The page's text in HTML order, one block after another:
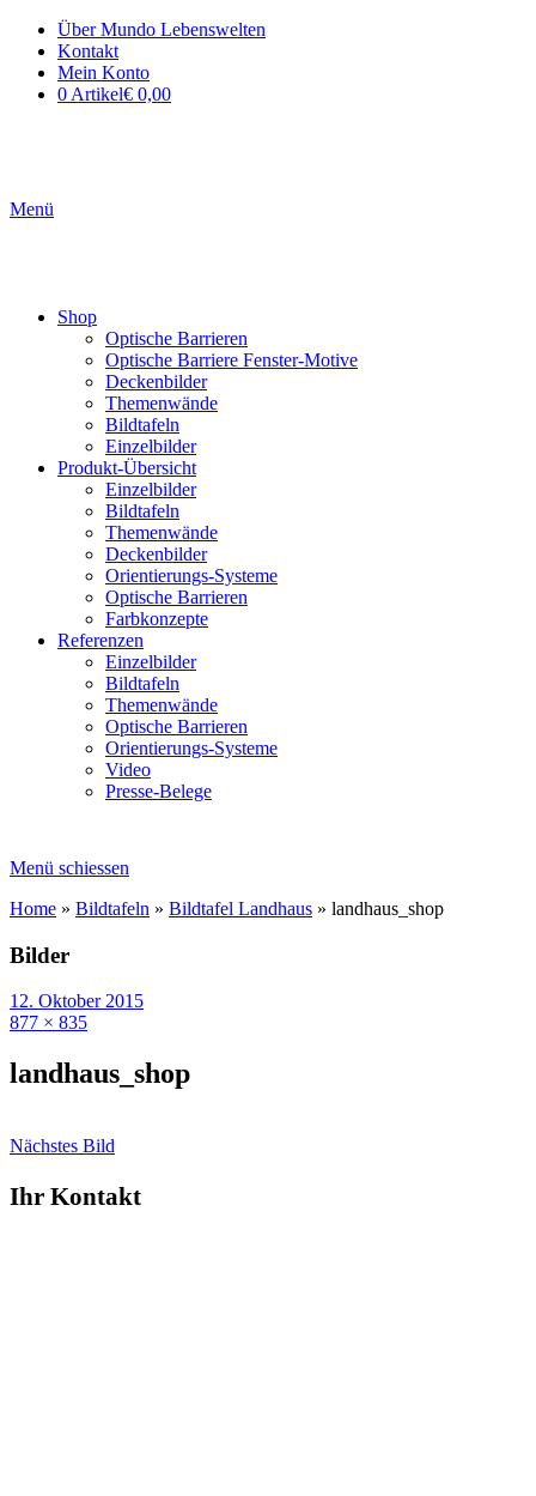
Über Mundo Lebenswelten
Kontakt
Mein Konto
0 Artikel€ 0,00
Menü
Shop
Optische Barrieren
Optische Barriere Fenster-Motive
Deckenbilder
Themenwände
Bildtafeln
Einzelbilder
Produkt-Übersicht
Einzelbilder
Bildtafeln
Themenwände
Deckenbilder
Orientierungs-Systeme
Optische Barrieren
Farbkonzepte
Referenzen
Einzelbilder
Bildtafeln
Themenwände
Optische Barrieren
Orientierungs-Systeme
Video
Presse-Belege
Menü schiessen
Home » Bildtafeln » Bildtafel Landhaus » landhaus_shop
Bilder
12. Oktober 2015
877 × 835
landhaus_shop
Nächstes Bild
Ihr Kontakt